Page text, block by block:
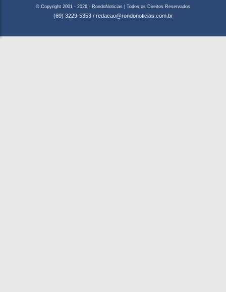
© Copyright 2001 - 2026 - RondoNoticias | Todos os Direitos Reservados
(69) 3229-5353 / redacao@rondonoticias.com.br